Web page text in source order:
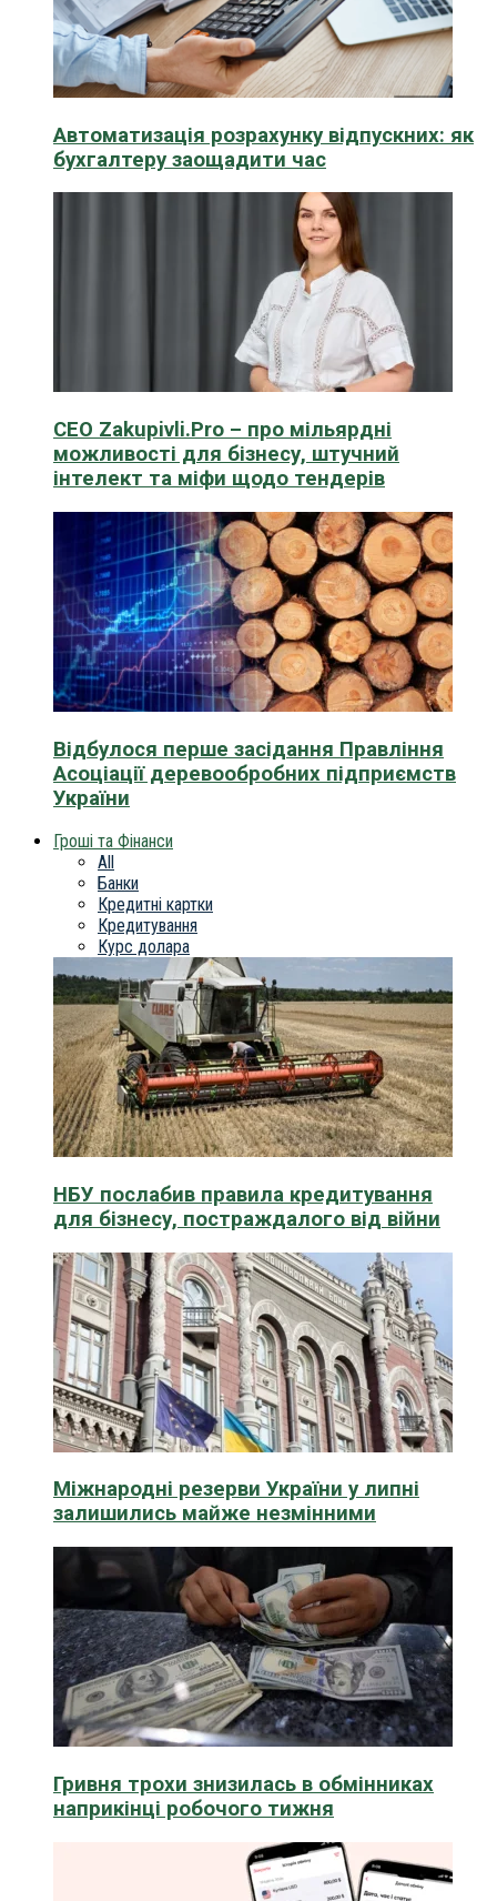
Автоматизація розрахунку відпускних: як
бухгалтеру заощадити час
CEO Zakupivli.Pro – про мільярдні
можливості для бізнесу, штучний
інтелект та міфи щодо тендерів
Відбулося перше засідання Правління
Асоціації деревообробних підприємств
України
Гроші та Фінанси
All
Банки
Кредитні картки
Кредитування
Курс долара
НБУ послабив правила кредитування
для бізнесу, постраждалого від війни
Міжнародні резерви України у липні
залишились майже незмінними
Гривня трохи знизилась в обмінниках
наприкінці робочого тижня